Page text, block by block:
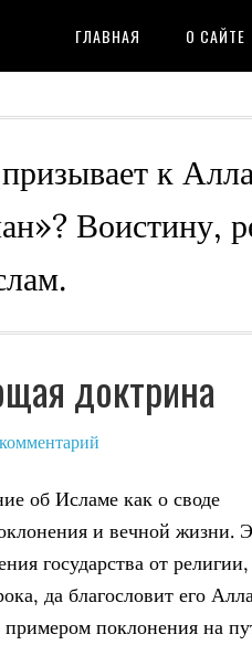
ГЛАВНАЯ О САЙТЕ
к
Воистину,
доктрина
об Исламе как о своде
и вечной жизни.
государства от религии,
да благословит его
примером поклонения на